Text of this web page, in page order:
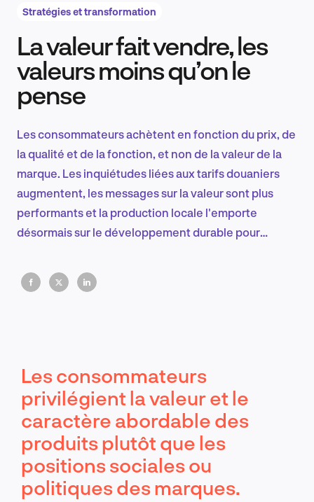
Recherche et conception produit
EN
Stratégies et transformation
La valeur fait vendre, les
valeurs moins qu’on le
pense
Les consommateurs achètent en fonction du prix, de
la qualité et de la fonction, et non de la valeur de la
marque. Les inquiétudes liées aux tarifs douaniers
augmentent, les messages sur la valeur sont plus
performants et la production locale l'emporte
désormais sur le développement durable pour
d'idéologie perdent du terrain au profit des marques
utilitaires.
Les consommateurs
privilégient la valeur et le
caractère abordable des
produits plutôt que les
positions sociales ou
politiques des marques.